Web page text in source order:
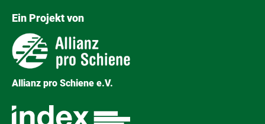
Ein Projekt von
Allianz pro Schiene e.V.